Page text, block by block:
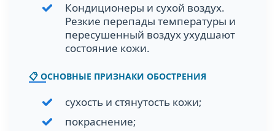
Кондиционеры и сухой воздух.
Резкие перепады температуры и
пересушенный воздух ухудшают
состояние кожи.
📋 ОСНОВНЫЕ ПРИЗНАКИ ОБОСТРЕНИЯ
сухость и стянутость кожи;
покраснение;